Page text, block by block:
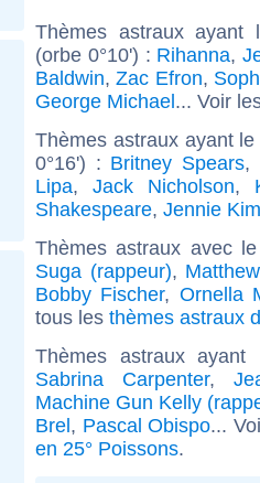
Thèmes astraux ayant
(orbe 0°10') : Rihanna,
Baldwin,Zac Efron,
George Michael... Voir
Thèmes astraux ayant
0°16') : Britney Spears,
Lipa,Jack Nicholson,
Shakespeare, Jennie Kim
Thèmes astraux avec
Suga (rappeur),
Bobby Fischer, Ornella
tous les thèmes astraux
Thèmes astraux
Sabrina Carpenter,
Machine Gun Kelly
Brel, Pascal Obispo...
en 25° Poissons.